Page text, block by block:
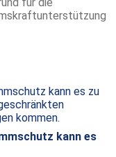
kann es